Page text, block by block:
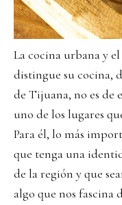
La cocina urbana y
distingue su cocina,
de Tijuana, no es de
uno de los lugares
Para él, lo más
que tenga una
de la región y que
algo que nos fascina